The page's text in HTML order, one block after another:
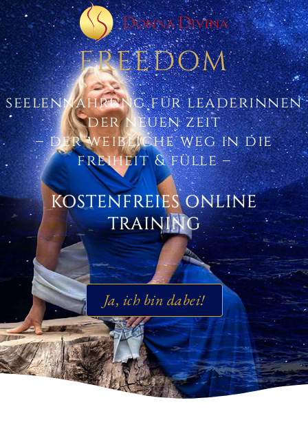
FREEDOM
seelennahrung für leaderinnen
der neuen zeit
– der weibliche weg in die
freiheit & fülle –
KOSTENFREIES ONLINE
TRAINING
Ja, ich bin dabei!